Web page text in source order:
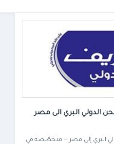
البري الى مصر
إلى مصر — متخصّصة في